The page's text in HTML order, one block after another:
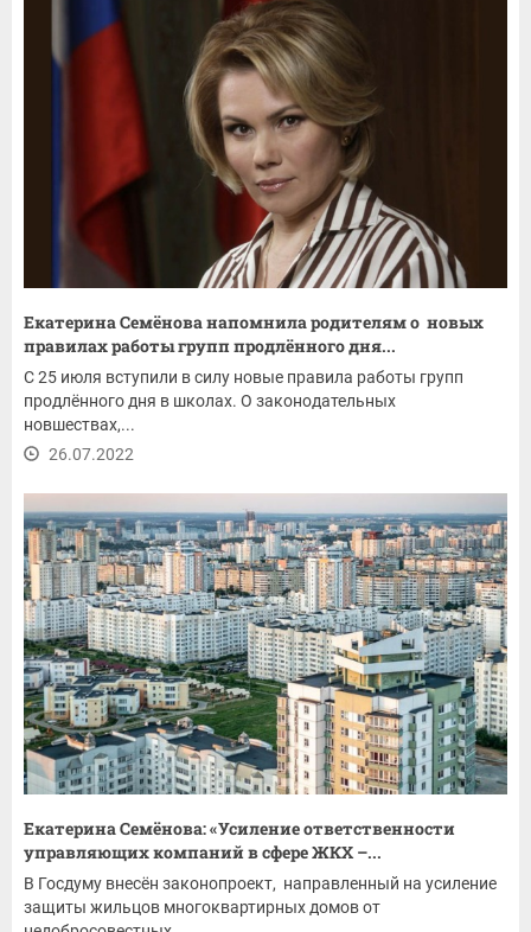
Екатерина Семёнова напомнила родителям о новых
правилах работы групп продлённого дня...
С 25 июля вступили в силу новые правила работы групп
продлённого дня в школах. О законодательных
новшествах,...
26.07.2022
Екатерина Семёнова: «Усиление ответственности
управляющих компаний в сфере ЖКХ –...
В Госдуму внесён законопроект, направленный на усиление
защиты жильцов многоквартирных домов от